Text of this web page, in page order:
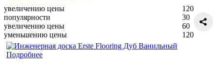
увеличению цены
популярности
увеличению цены
уменьшению цены
120
30
60
120
Подробнее